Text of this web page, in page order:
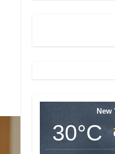
შედეგებამდე
წლამდე პატიმრობას
New
30°C